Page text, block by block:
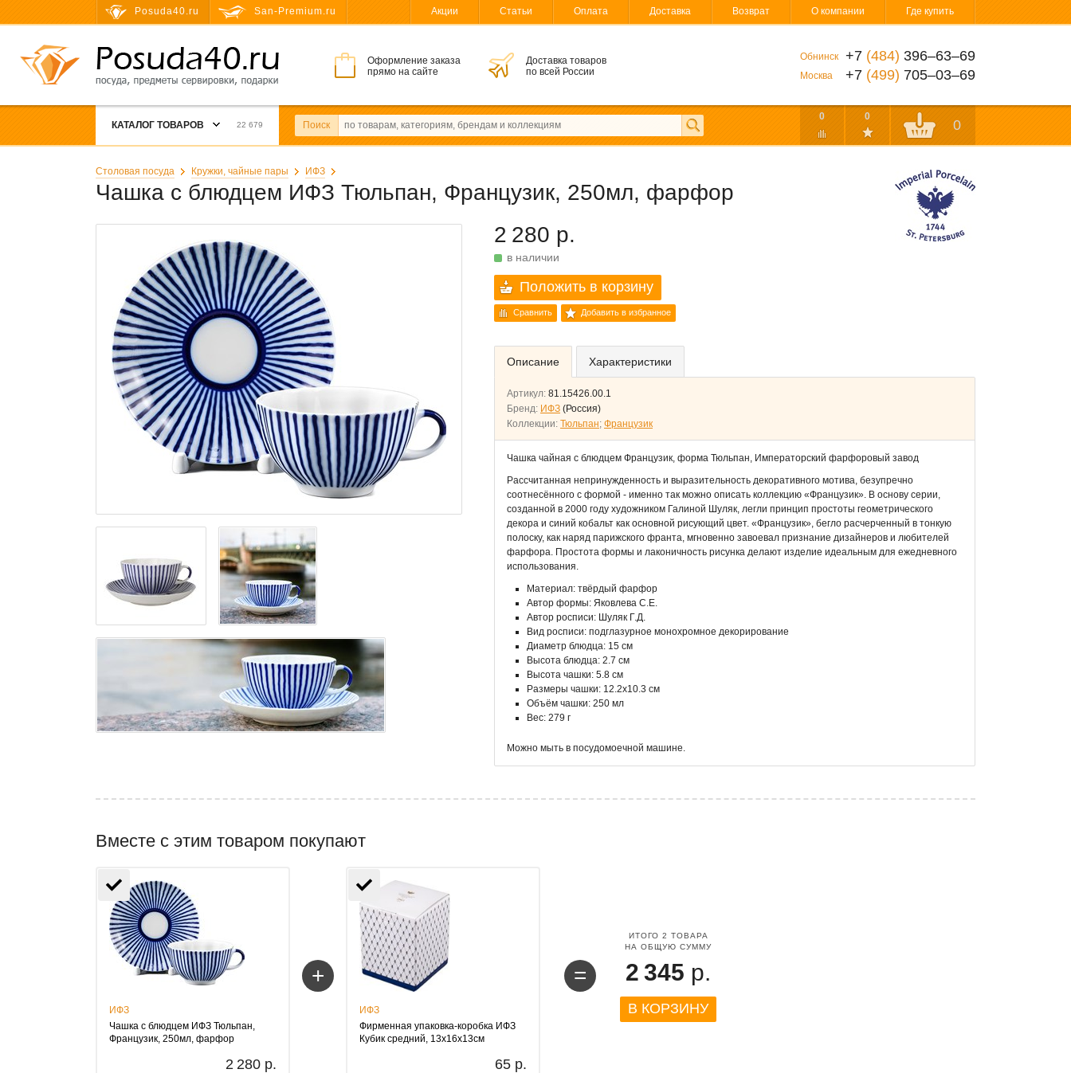
Posuda40.ru San-Premium.ru Акции Статьи Оплата Доставка Возврат О компании Где купить
Оформление заказа
прямо на сайте
Доставка товаров
по всей России
Обнинск +7 (484) 396‒63‒69
Москва +7 (499) 705‒03‒69
КАТАЛОГ ТОВАРОВ 22 679 Поиск
0 0
0
Столовая посуда Кружки, чайные пары ИФЗ
Чашка с блюдцем ИФЗ Тюльпан, Французик, 250мл, фарфор
2 280 р.
в наличии
Положить в корзину
Сравнить Добавить в избранное
Описание Характеристики
Артикул: 81.15426.00.1
Бренд: ИФЗ (Россия)
Коллекции: Тюльпан; Французик
Чашка чайная с блюдцем Французик, форма Тюльпан, Императорский фарфоровый завод
Рассчитанная непринужденность и выразительность декоративного мотива, безупречно
соотнесённого с формой - именно так можно описать коллекцию «Французик». В основу серии,
созданной в 2000 году художником Галиной Шуляк, легли принцип простоты геометрического
декора и синий кобальт как основной рисующий цвет. «Французик», бегло расчерченный в тонкую
полоску, как наряд парижского франта, мгновенно завоевал признание дизайнеров и любителей
фарфора. Простота формы и лаконичность рисунка делают изделие идеальным для ежедневного
использования.
Материал: твёрдый фарфор
Автор формы: Яковлева С.Е.
Автор росписи: Шуляк Г.Д.
Вид росписи: подглазурное монохромное декорирование
Диаметр блюдца: 15 см
Высота блюдца: 2.7 см
Высота чашки: 5.8 см
Размеры чашки: 12.2х10.3 см
Объём чашки: 250 мл
Вес: 279 г
Можно мыть в посудомоечной машине.
Вместе с этим товаром покупают
ИФЗ
Чашка с блюдцем ИФЗ Тюльпан,
Французик, 250мл, фарфор
2 280 р.
+
ИФЗ
Фирменная упаковка-коробка ИФЗ
Кубик средний, 13х16х13см
65 р.
=
ИТОГО 2 ТОВАРА
НА ОБЩУЮ СУММУ
2 345 р.
В КОРЗИНУ